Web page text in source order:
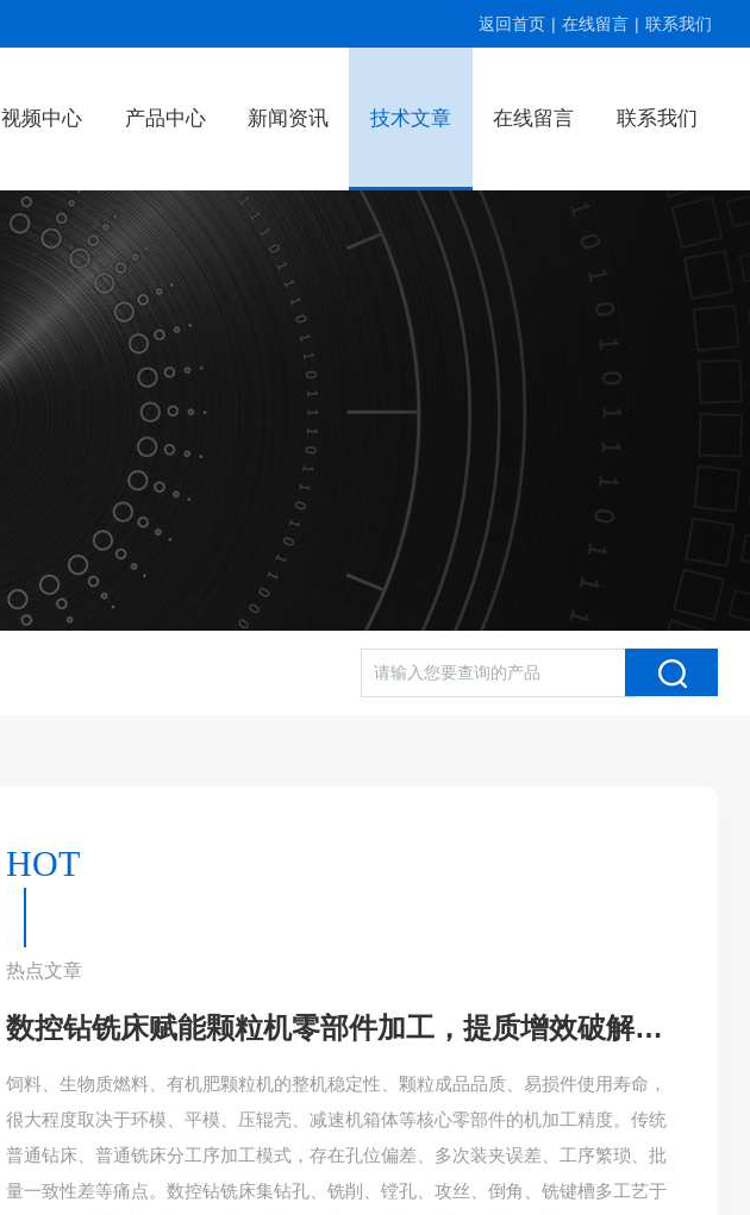
返回首页 | 在线留言 | 联系我们
视频中心 产品中心 新闻资讯 技术文章 在线留言 联系我们
HOT
热点文章
数控钻铣床赋能颗粒机零部件加工，提质增效破解行业加工难题
饲料、生物质燃料、有机肥颗粒机的整机稳定性、颗粒成品品质、易损件使用寿命，
很大程度取决于环模、平模、压辊壳、减速机箱体等核心零部件的机加工精度。传统
普通钻床、普通铣床分工序加工模式，存在孔位偏差、多次装夹误差、工序繁琐、批
量一致性差等痛点。数控钻铣床集钻孔、铣削、镗孔、攻丝、倒角、铣键槽多工艺于